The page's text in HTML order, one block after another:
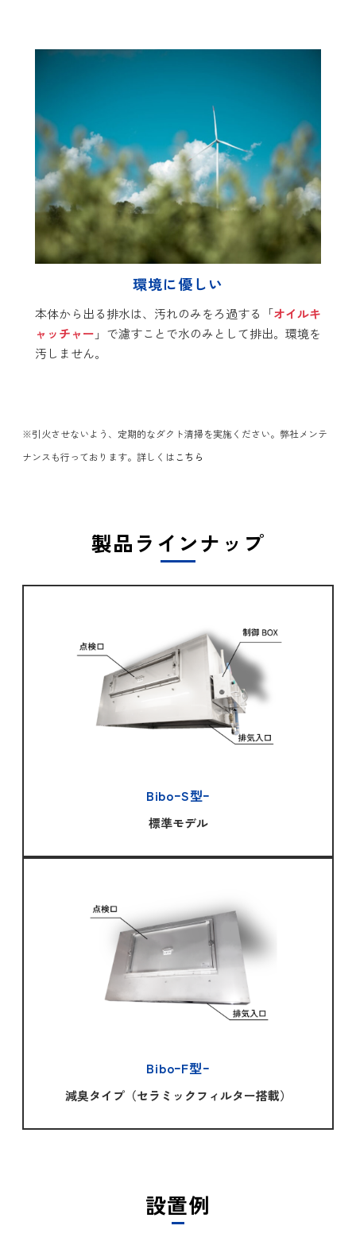
環境に優しい
本体から出る排水は、汚れのみをろ過する「オイルキ
ャッチャー 」で濾すことで水のみとして排出。環境を
汚しません。
※引火させないよう、定期的なダクト清掃を実施ください。弊社メンテ
ナンスも行っております。詳しくは こちら
製品ラインナップ
BiboｰS型ｰ
標準モデル
BiboｰF型ｰ
減臭タイプ（セラミックフィルター搭載）
設置例